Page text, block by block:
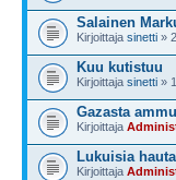
Salainen
Kirjoittaja sinetti »
Kuu kutistuu
Kirjoittaja sinetti »
Gazasta
Kirjoittaja
Lukuisia
Kirjoittaja